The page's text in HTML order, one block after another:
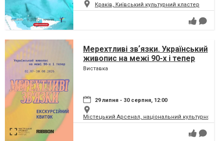
Краків, Київський культурний кластер
Мерехтливі звʼязки. Український
живопис на межі 90-х і тепер
Виставка
29 липня - 30 серпня, 12:00
Містецький Арсенал, національний культурно-